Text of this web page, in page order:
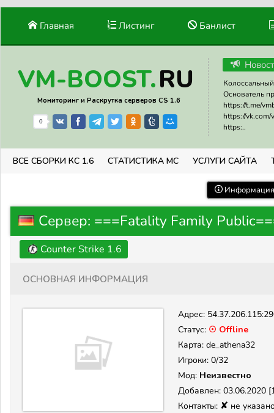
Главная Листинг Банлист
VM-BOOST.RU
Мониторинг и Раскрутка серверов CS 1.6
0
Основатель
https://t.me/
https://vk.com/
https:..
ВСЕ СБОРКИ КС 1.6 СТАТИСТИКА МС УСЛУГИ САЙТА
Сервер: ===Fatality Family
Counter Strike 1.6
Основная информация
Адрес:
Статус: ☉ Offline
Карта: de_athena32
Игроки: 0/32
Мод: Неизвестно
Добавлен: 03.06.2020
Контакты: ✘ не